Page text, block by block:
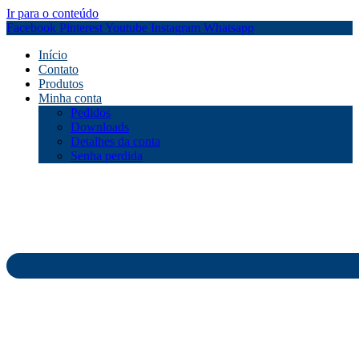
Ir para o conteúdo
Facebook PinterestYoutube Instagram Whatsapp
Início
Contato
Produtos
Minha conta
Pedidos
Downloads
Detalhes da conta
Senha perdida